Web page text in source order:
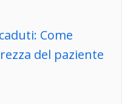
Come
del paziente